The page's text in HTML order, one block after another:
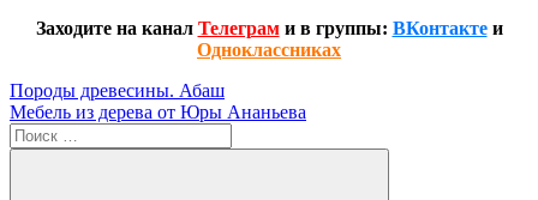
Заходите на канал Телеграми в группы: ВКонтактеи
Одноклассниках
Навигация
по
записям
Предыдущая
запись:
Породы древесины. Абаш
Следующая
запись:
Мебель из дерева от Юры Ананьева
Поиск
для: